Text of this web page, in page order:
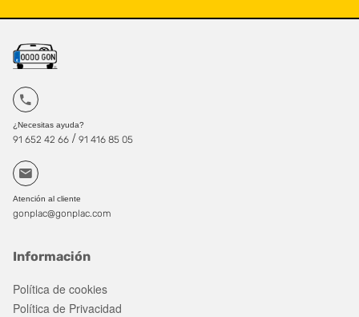
¿Necesitas ayuda?
91 652 42 66 / 91 416 85 05
Atención al cliente
gonplac@gonplac.com
Información
Política de cookies
Política de Privacidad